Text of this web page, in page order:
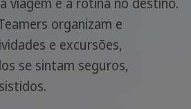
organizam e
e excursões,
se sintam seguros,